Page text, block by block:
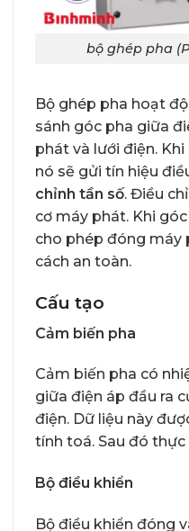
bộ ghép pha
Bộ ghép pha hoạt
sánh góc pha giữa
phát và lưới điện.
nó sẽ gửi tín hiệu
chỉnh tần số. Điều
cơ máy phát. Khi
cho phép đóng máy
cách an toàn.
Cấu tạo
Cảm biến pha
Cảm biến pha có
giữa điện áp đầu ra
điện. Dữ liệu này
tính toá. Sau đó
Bộ điều khiển
Bộ điều khiển đóng